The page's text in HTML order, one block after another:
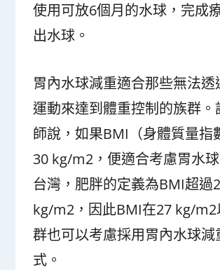
使用可放6個月的水球，完成
出水球。
胃內水球減重適合那些無法透
運動來達到體重控制的族群。
師說，如果BMI（身體質量指
30 kg/m2 ，便適合考慮胃水
台灣，肥胖的定義為BMI超過
kg/m2 ，因此BMI在27 kg/m2
群也可以考慮採用胃內水球減
式。